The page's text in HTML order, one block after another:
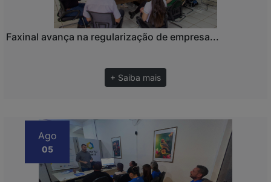
Faxinal avança na regularização de empresa...
+ Saiba mais
Ago
05